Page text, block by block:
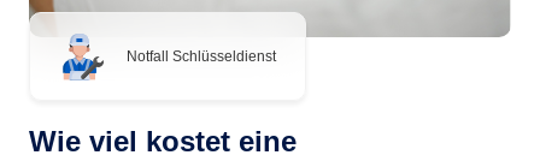
Notfall Schlüsseldienst
Wie viel kostet eine